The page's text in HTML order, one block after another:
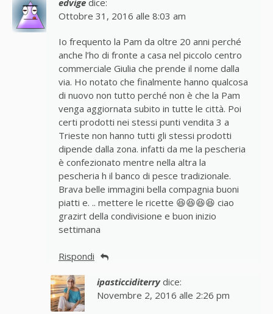
Ottobre 31, 2016 alle 8:03 am
Io frequento la Pam da oltre 20 anni perché
anche l’ho di fronte a casa nel piccolo centro
commerciale Giulia che prende il nome dalla
via. Ho notato che finalmente hanno qualcosa
di nuovo non tutto perché non è che la Pam
venga aggiornata subito in tutte le città. Poi
certi prodotti nei stessi punti vendita 3 a
Trieste non hanno tutti gli stessi prodotti
dipende dalla zona. infatti da me la pescheria
è confezionato mentre nella altra la
pescheria h il banco di pesce tradizionale.
Brava belle immagini bella compagnia buoni
piatti e. .. mettere le ricette 😆😆😆😆 ciao
grazirt della condivisione e buon inizio
settimana
Rispondi
ipasticciditerry dice:
Novembre 2, 2016 alle 2:26 pm